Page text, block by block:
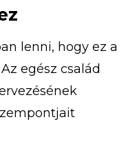
lenni, hogy ez a
egész család